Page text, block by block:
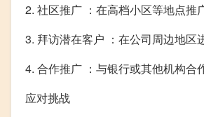
2. 社区推广 ：在高档小区等地点推
3. 拜访潜在客户 ：在公司周边地区
4. 合作推广 ：与银行或其他机构合
应对挑战